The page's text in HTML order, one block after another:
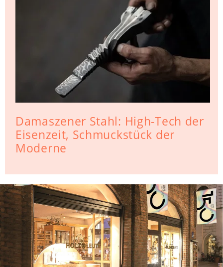
Damaszener Stahl: High-Tech der
Eisenzeit, Schmuckstück der
Moderne